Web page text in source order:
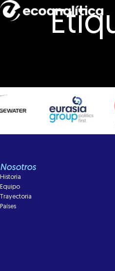
Nosotros
Historia
Equipo
Trayectoria
Países